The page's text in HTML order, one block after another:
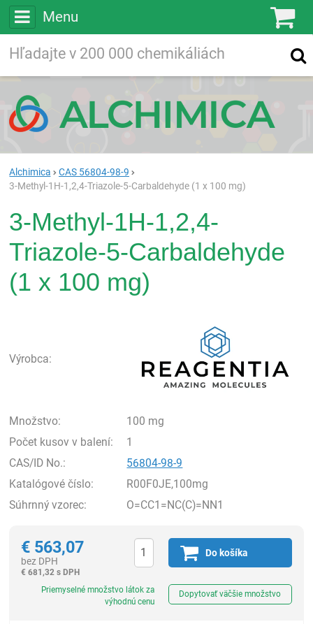
Menu
Vyhľadávanie
Alchimica
CAS 56804-98-9
3-Methyl-1H-1,2,4-Triazole-5-Carbaldehyde (1 x 100 mg)
3-Methyl-1H-1,2,4-
Triazole-5-Carbaldehyde
(1 x 100 mg)
Výrobca:
Množstvo:
100 mg
Počet kusov v balení:
1
CAS/ID No.:
56804-98-9
Katalógové číslo:
R00F0JE,100mg
Súhrnný vzorec:
O=CC1=NC(C)=NN1
€ 563,07
bez DPH
€ 681,32 s DPH
Do košíka
Priemyselné množstvo látok za
výhodnú cenu
Dopytovať väčšie množstvo